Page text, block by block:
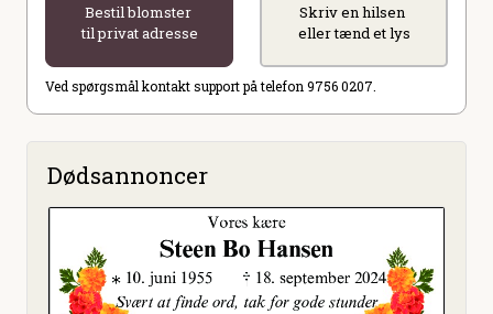
Bestil blomster
til privat adresse
Skriv en hilsen
eller tænd et lys
Ved spørgsmål kontakt support på telefon 9756 0207.
Dødsannoncer